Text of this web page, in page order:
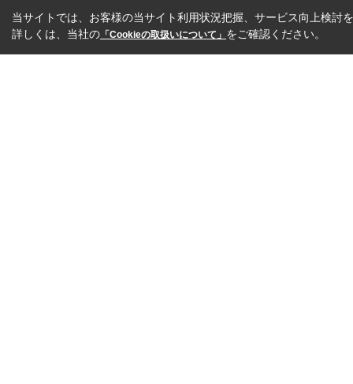
当サイトでは、お客様の当サイト利用状況把握、サービス向上検討
詳しくは、当社の 「Cookieの取扱いについて」 をご確認ください。